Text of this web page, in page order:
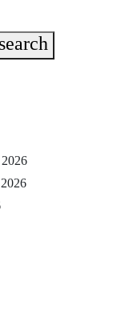
search
2026